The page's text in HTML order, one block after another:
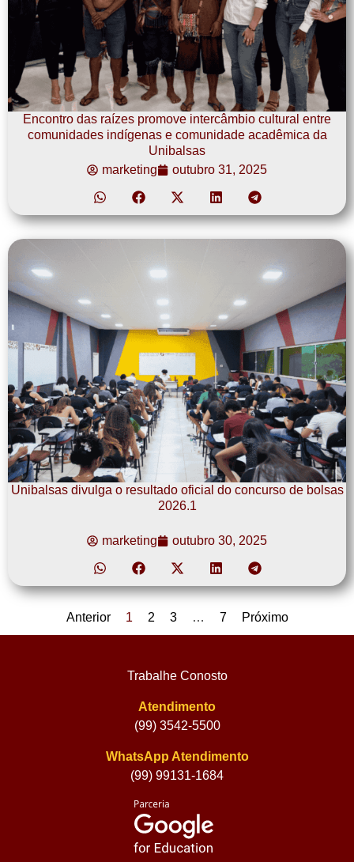
Encontro das raízes promove intercâmbio cultural entre
comunidades indígenas e comunidade acadêmica da
Unibalsas
marketing
outubro 31, 2025
Unibalsas divulga o resultado oficial do concurso de bolsas
2026.1
marketing outubro 30, 2025
Anterior 1 2 3 … 7 Próximo
Trabalhe Conosto
Atendimento
(99) 3542-5500
WhatsApp Atendimento
(99) 99131-1684